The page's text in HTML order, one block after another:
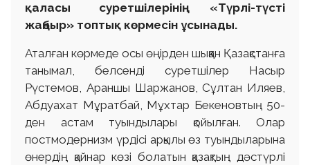
қаласы суретшілерінің «Түрлі-түсті
жаңбыр» топтық көрмесін ұсынады.
Аталған көрмеде осы өңірден шыққан Қазақстанға
танымал, белсенді суретшілер Насыр
Рүстемов, Араншы Шаржанов, Сұлтан Иляев,
Абдуахат Мұратбай, Мұхтар Бекеновтың 50-
ден астам туындылары қойылған. Олар
постмодернизм үрдісі арқылы өз туындыларына
өнердің қайнар көзі болатын қазақтың дәстүрлі